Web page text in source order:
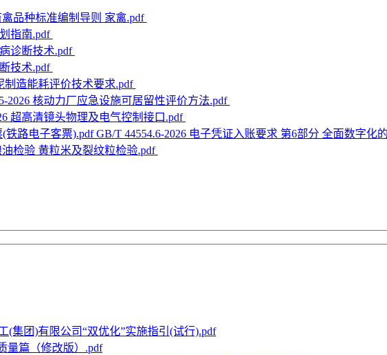
禽品种标准编制导则 家禽.pdf
指南.pdf
诊断技术.pdf
技术.pdf
制造能耗评价技术要求.pdf
2026 核动力厂应急设施可居留性评价方法.pdf
超高清镜头物理及电气控制接口.pdf
GB/T 44554.6-2026 电子凭证入账要求 第6部分 全面数字化
油检验 黄粒米及裂纹粒检验.pdf
(集团)有限公司“双优化”实施指引(试行).pdf
量篇（修改版）.pdf